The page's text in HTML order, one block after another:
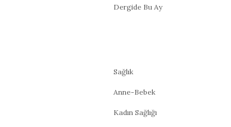
Dergide Bu Ay
Sağlık
Anne-Bebek
Kadın Sağlığı